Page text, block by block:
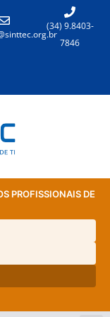
(34) 9.8403-
7846
PROFISSIONAIS DE